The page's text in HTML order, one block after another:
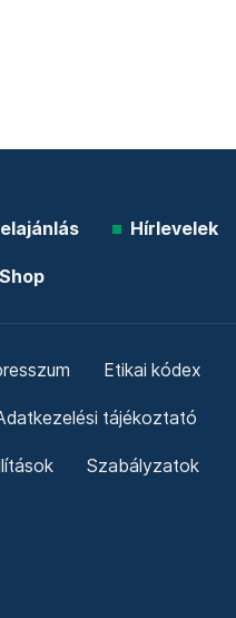
Hírlevelek
Etikai kódex
tájékoztató
Szabályzatok